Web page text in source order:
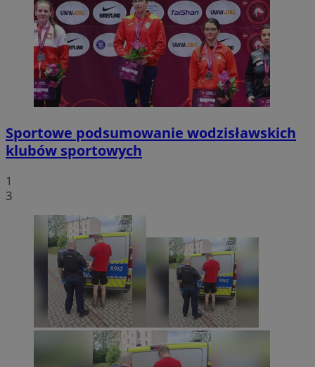
Sportowe podsumowanie wodzisławskich
klubów sportowych
1
3